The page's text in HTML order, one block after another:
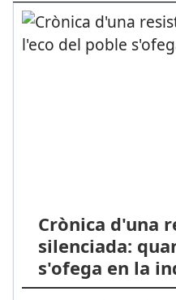
Crònica d'una
silenciada:
s'ofega en la